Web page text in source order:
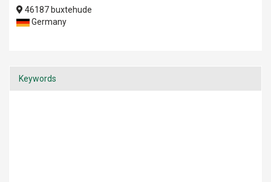
46187 buxtehude
Germany
Keywords